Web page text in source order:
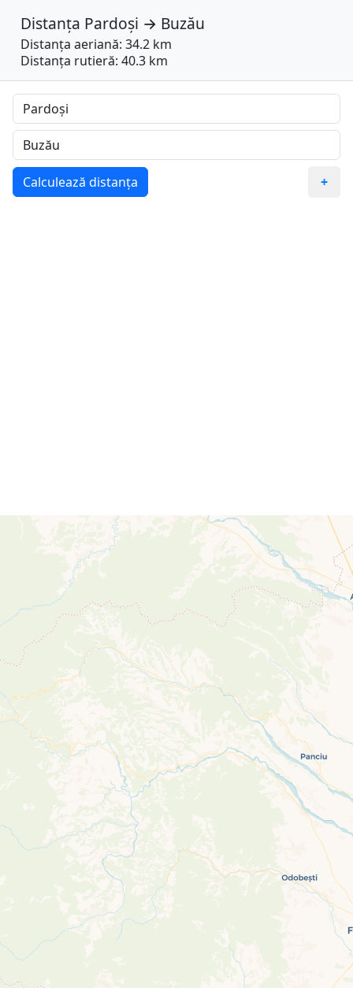
Distanța Pardoși → Buzău
Distanța aeriană: 34.2 km
Distanța rutieră: 40.3 km
Calculează distanța +